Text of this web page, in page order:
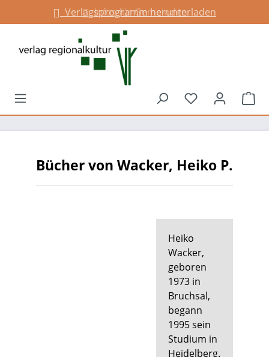
springenVerlagsprogramm herunterladen
Infos für Gemeinden
Du hast 0
Bücher von Wacker, Heiko P.
Heiko
Wacker,
geboren
1973 in
Bruchsal,
begann
1995 sein
Studium in
Heidelberg.